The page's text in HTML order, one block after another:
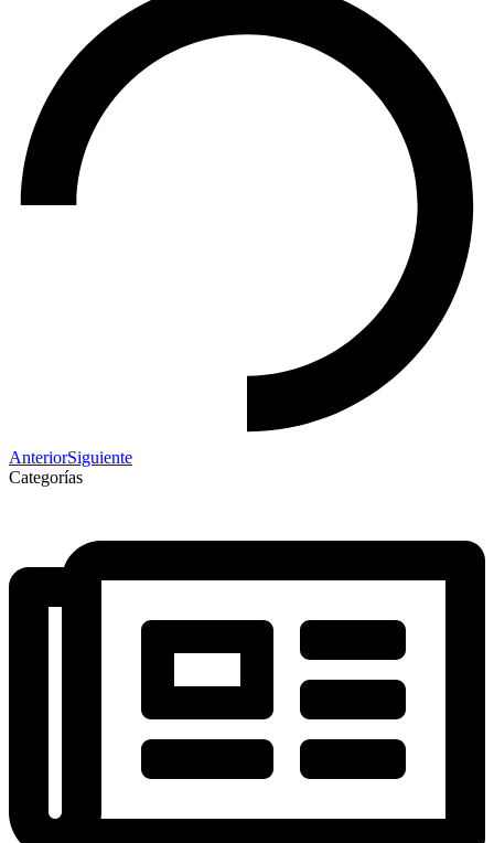
AnteriorSiguiente
Categorías